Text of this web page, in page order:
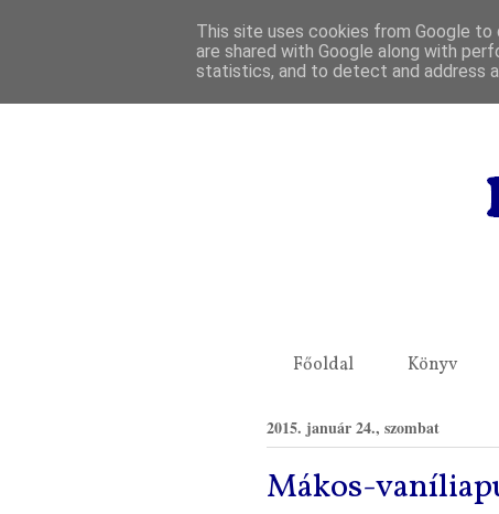
Főoldal Könyv
2015. január 24., szombat
Mákos-
This site uses cookies from Google to
are shared with Google along with
statistics, and to detect and address